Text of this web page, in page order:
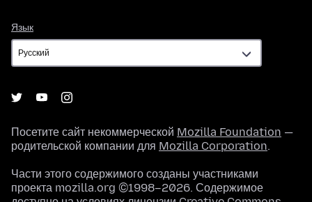
Язык
Посетите сайт некоммерческой Mozilla Foundation —
родительской компании для Mozilla Corporation.
Части этого содержимого созданы участниками
проекта mozilla.org ©1998–2026. Содержимое